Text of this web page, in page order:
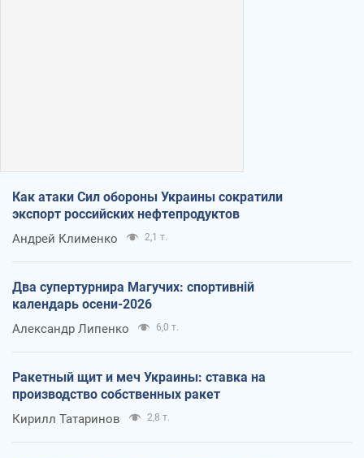
Как атаки Сил обороны Украины сократили
экспорт российских нефтепродуктов
Андрей Клименко 2,1 т.
Два супертурнира Магучих: спортивній
календарь осени-2026
Александр Липенко 6,0 т.
Ракетный щит и меч Украины: ставка на
производство собственных ракет
Кирилл Татаринов 2,8 т.